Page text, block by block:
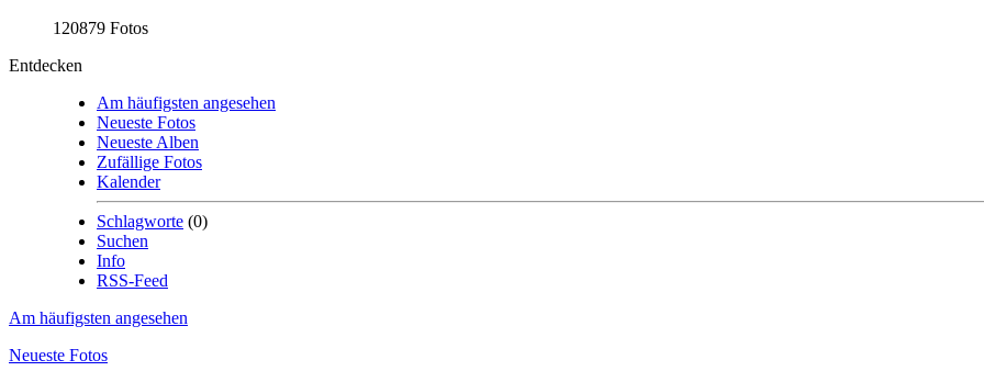
120879 Fotos
Entdecken
Am häufigsten angesehen
Neueste Fotos
Neueste Alben
Zufällige Fotos
Kalender
Schlagworte (0)
Suchen
Info
RSS-Feed
Am häufigsten angesehen
Neueste Fotos